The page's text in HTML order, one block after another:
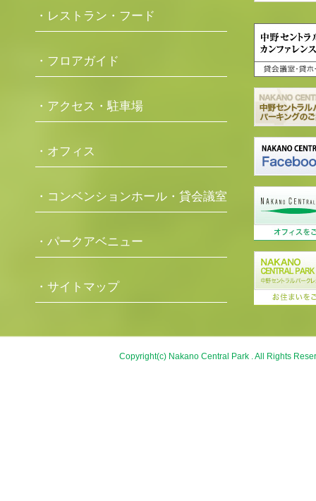
・レストラン・フード
・フロアガイド
・アクセス・駐車場
・オフィス
・コンベンションホール・貸会議室
・パークアベニュー
・サイトマップ
Copyright(c) Nakano Central Park . All Rights